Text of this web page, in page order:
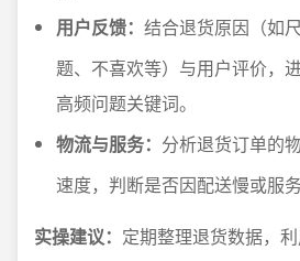
用户反馈： 结合退货原因（如
题、不喜欢等）与用户评价，
高频问题关键词。
物流与服务： 分析退货订单的
速度，判断是否因配送慢或服
实操建议： 定期整理退货数据，